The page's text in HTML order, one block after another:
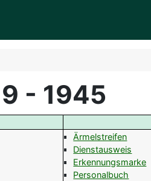
- 1945
Ärmelstreifen
Dienstausweis
Erkennungsmarke
Personalbuch